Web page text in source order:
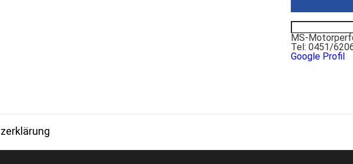
MS-
Tel: 0451/
Google Profil